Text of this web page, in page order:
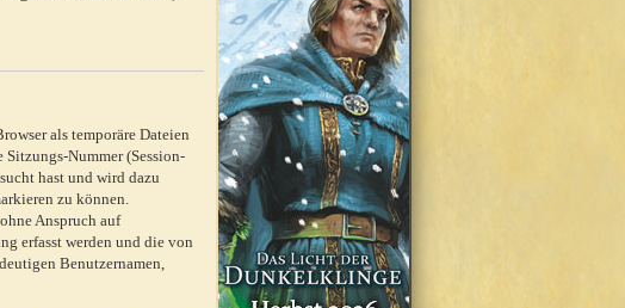
als temporäre Dateien
Nummer (Session-
hast und wird dazu
zu können.
Anspruch auf
erfasst werden und die von
Benutzernamen,